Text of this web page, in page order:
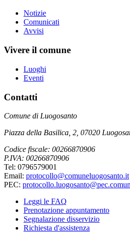
Notizie
Comunicati
Avvisi
Vivere il comune
Luoghi
Eventi
Contatti
Comune di Luogosanto
Piazza della Basilica, 2, 07020
Codice fiscale: 00266870906
P.IVA: 00266870906
Tel: 0796579001
Email: protocollo@comuneluogosanto.it
PEC:
Leggi le FAQ
Prenotazione appuntamento
Segnalazione disservizio
Richiesta d'assistenza